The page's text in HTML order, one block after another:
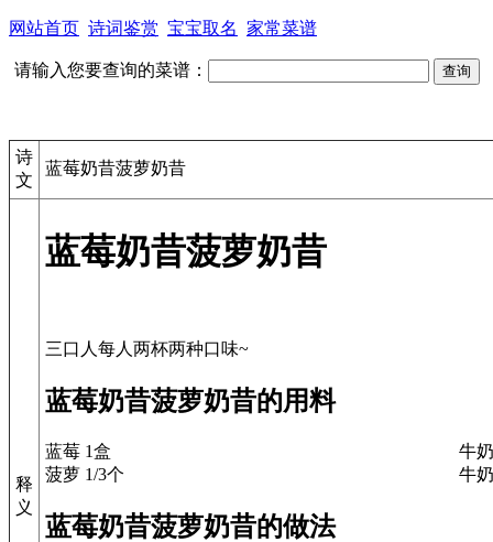
网站首页 诗词鉴赏 宝宝取名 家常菜谱
请输入您要查询的菜谱：
诗
文
蓝莓奶昔菠萝奶昔
释
义
蓝莓奶昔菠萝奶昔
蓝莓奶昔菠萝奶昔的用料
蓝莓 1盒
牛
菠萝 1/3个
牛
蓝莓奶昔菠萝奶昔的做法